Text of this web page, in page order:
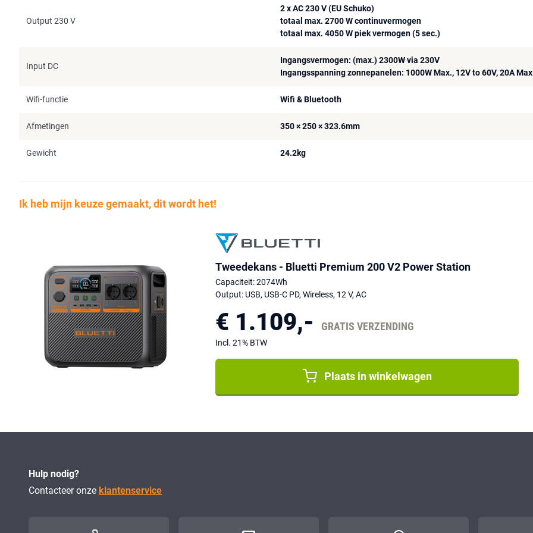
Output 230 V
2 x AC 230 V (EU Schuko)
totaal max. 2700 W continuvermogen
totaal max. 4050 W piek vermogen (5 sec.)
Input DC
Ingangsvermogen: (max.) 2300W via 230V
Ingangsspanning zonnepanelen: 1000W Max., 12V to 60V, 20A
Wifi-functie Wifi & Bluetooth
Afmetingen 350 × 250 × 323.6mm
Gewicht 24.2kg
Ik heb mijn keuze gemaakt, dit wordt het!
Tweedekans - Bluetti Premium 200 V2 Power Station
Capaciteit: 2074Wh
Output: USB, USB-C PD, Wireless, 12 V, AC
€ 1.109,- GRATIS VERZENDING
Incl. 21% BTW
Plaats in winkelwagen
Hulp nodig?
Contacteer onze klantenservice